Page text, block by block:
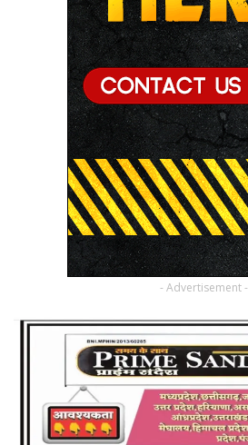
- Advertisement -